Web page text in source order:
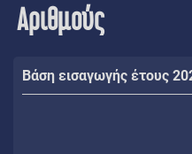
Αριθμούς
Βάση εισαγωγής έτους